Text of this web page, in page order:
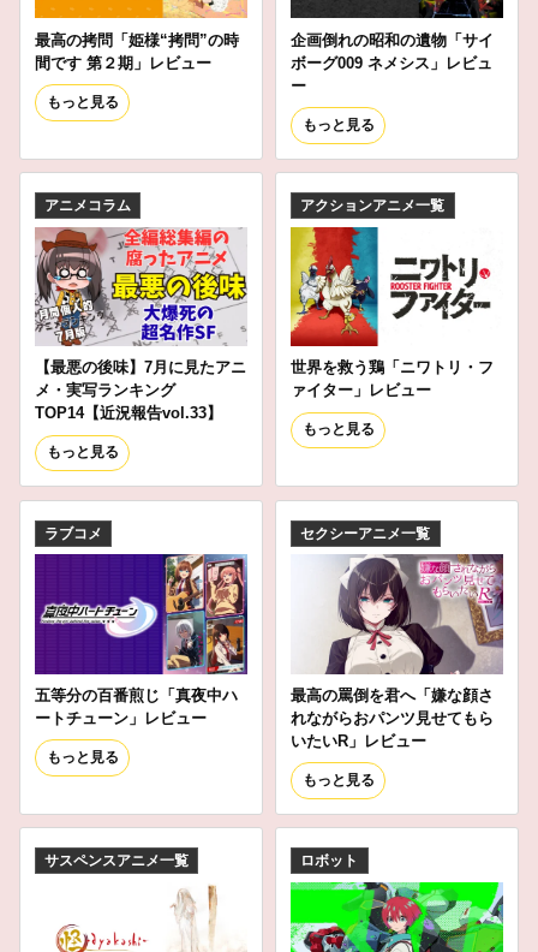
最高の拷問「姫様“拷問”の時
間です 第２期」レビュー
もっと見る
企画倒れの昭和の遺物「サイ
ボーグ009 ネメシス」レビュ
ー
もっと見る
アニメコラム
【最悪の後味】7月に見たアニ
メ・実写ランキング
TOP14【近況報告vol.33】
もっと見る
アクションアニメ一覧
世界を救う鶏「ニワトリ・フ
ァイター」レビュー
もっと見る
ラブコメ
五等分の百番煎じ「真夜中ハ
ートチューン」レビュー
もっと見る
セクシーアニメ一覧
最高の罵倒を君へ「嫌な顔さ
れながらおパンツ見せてもら
いたいR」レビュー
もっと見る
サスペンスアニメ一覧 ロボット